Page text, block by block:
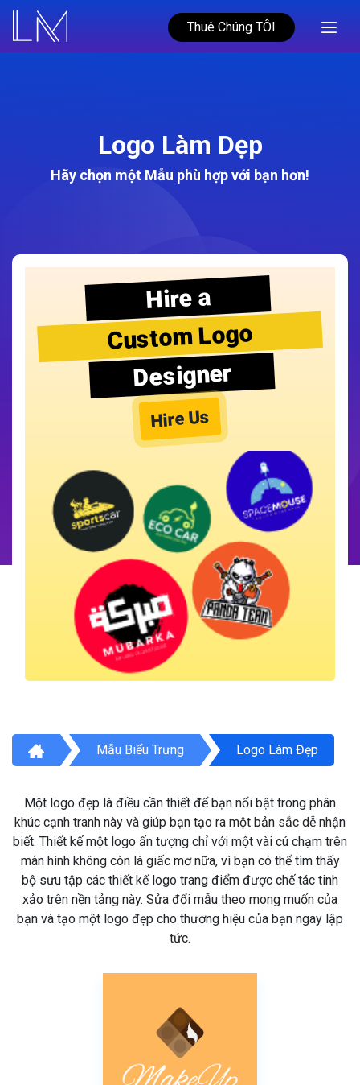
Thuê Chúng TÔI
Logo Làm Dẹp
Hãy chọn một Mẫu phù hợp với bạn hơn!
Hire a
Custom Logo
Designer
Hire Us
Mẫu Biểu Trưng Logo Làm Đẹp
Một logo đẹp là điều cần thiết để bạn nổi bật trong phân
khúc cạnh tranh này và giúp bạn tạo ra một bản sắc dễ nhận
biết. Thiết kế một logo ấn tượng chỉ với một vài cú chạm trên
màn hình không còn là giấc mơ nữa, vì bạn có thể tìm thấy
bộ sưu tập các thiết kế logo trang điểm được chế tác tinh
xảo trên nền tảng này. Sửa đổi mẫu theo mong muốn của
bạn và tạo một logo đẹp cho thương hiệu của bạn ngay lập
tức.